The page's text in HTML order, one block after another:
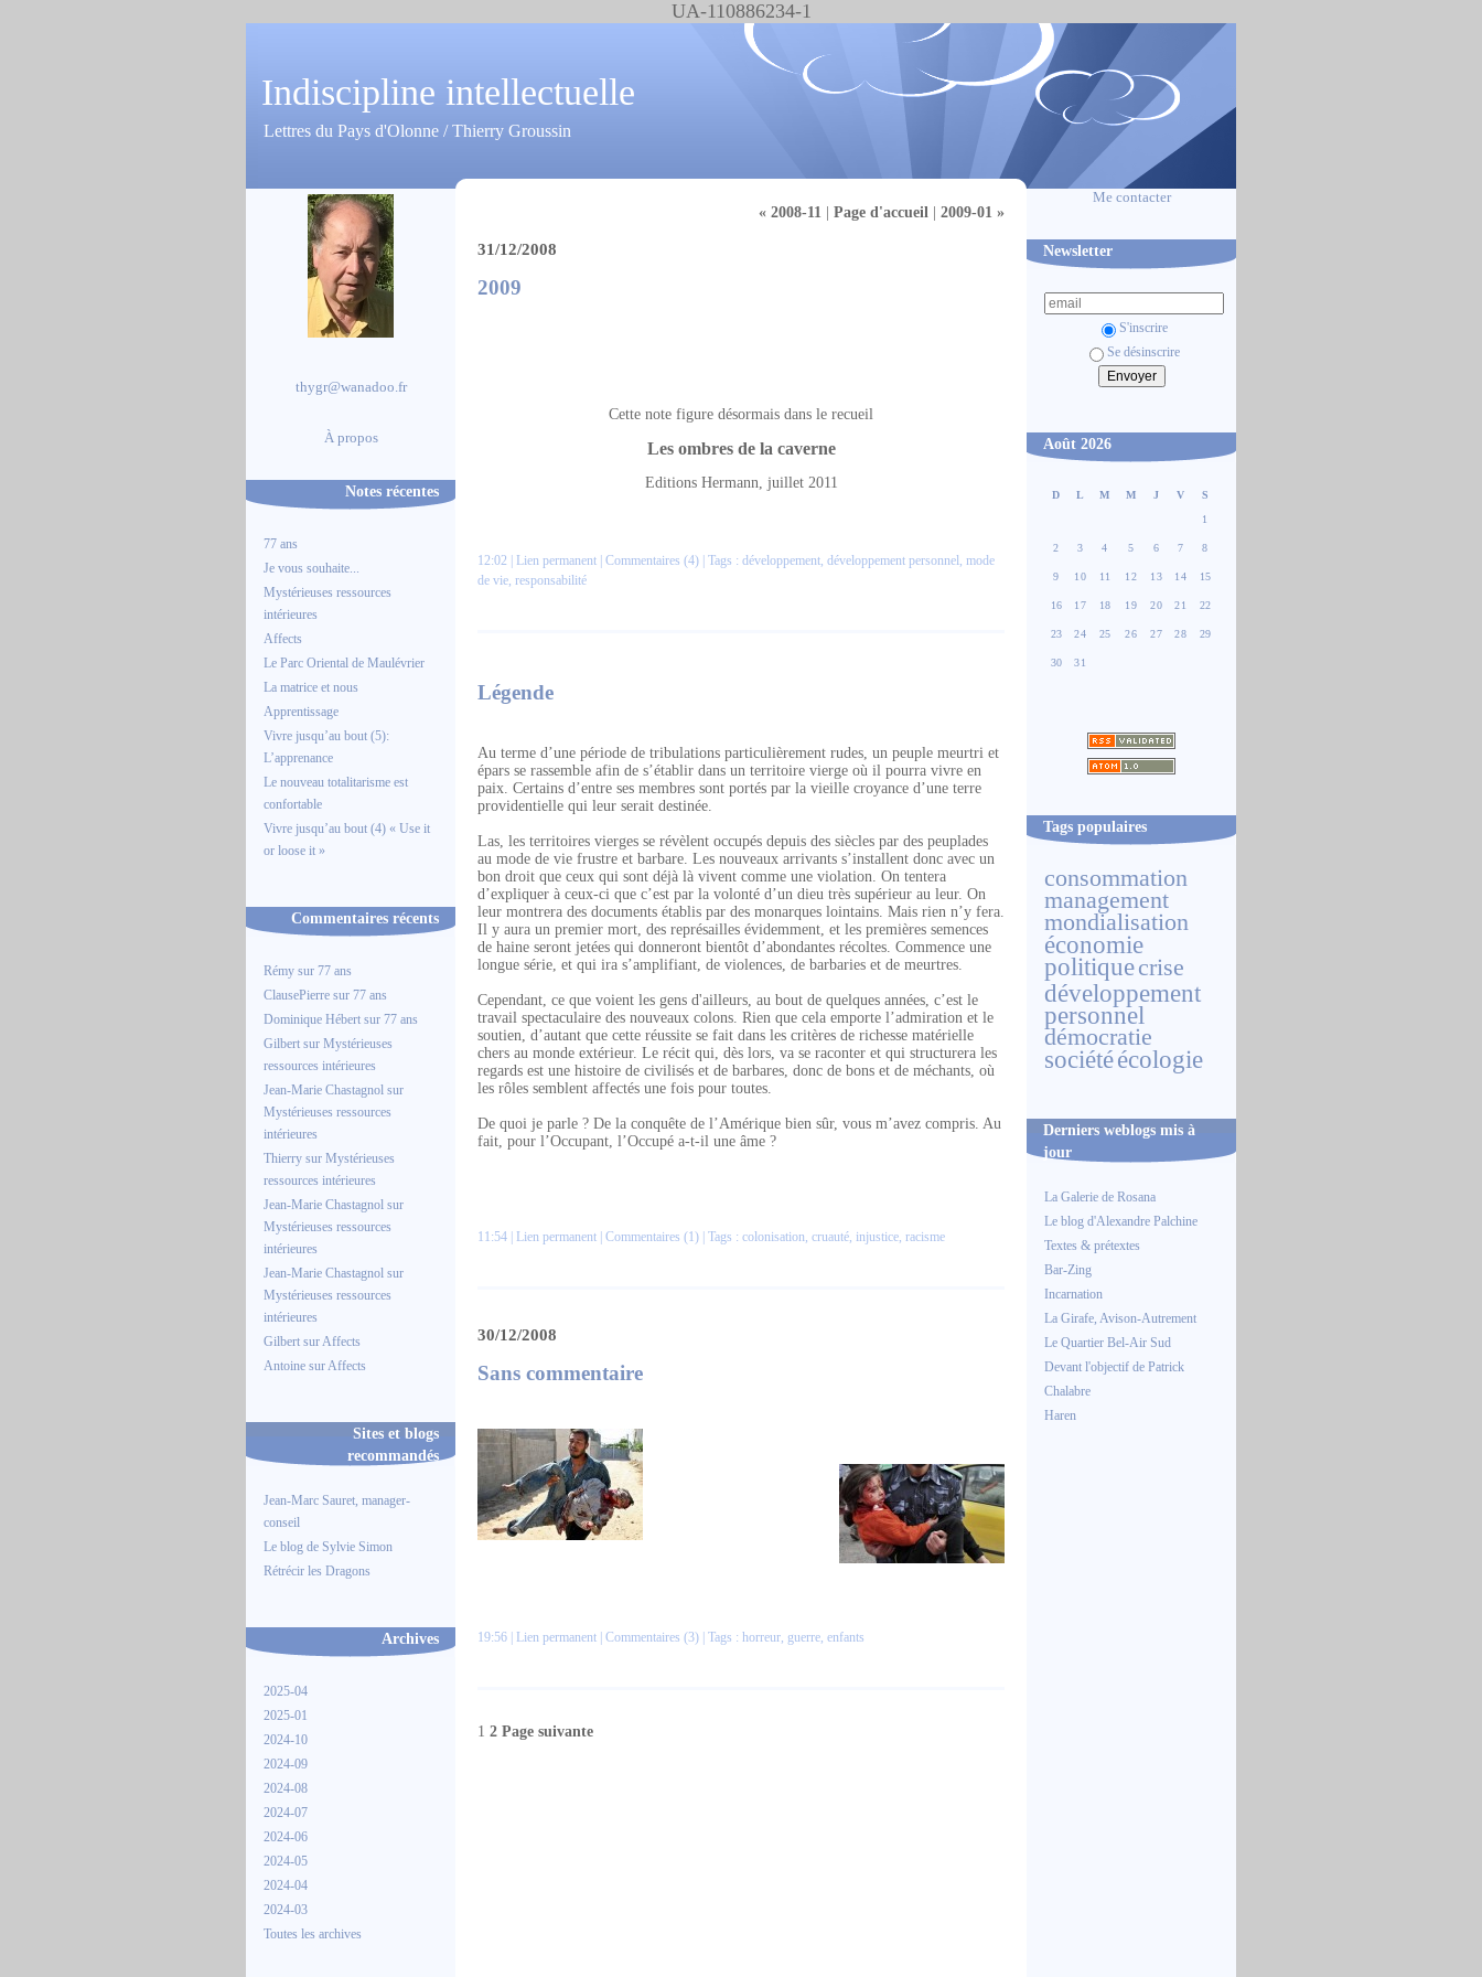
UA-110886234-1
Indiscipline intellectuelle
Lettres du Pays d'Olonne / Thierry Groussin
thygr@wanadoo.fr
À propos
Notes récentes
77 ans
Je vous souhaite...
Mystérieuses ressources
intérieures
Affects
Le Parc Oriental de Maulévrier
La matrice et nous
Apprentissage
Vivre jusqu’au bout (5):
L’apprenance
Le nouveau totalitarisme est
confortable
Vivre jusqu’au bout (4) « Use it
or loose it »
Commentaires récents
Rémy sur 77 ans
ClausePierre sur 77 ans
Dominique Hébert sur 77 ans
Gilbert sur Mystérieuses
ressources intérieures
Jean-Marie Chastagnol sur
Mystérieuses ressources
intérieures
Thierry sur Mystérieuses
ressources intérieures
Jean-Marie Chastagnol sur
Mystérieuses ressources
intérieures
Jean-Marie Chastagnol sur
Mystérieuses ressources
intérieures
Gilbert surAffects
Antoine surAffects
Sites et blogs
recommandés
Jean-Marc Sauret, manager-
conseil
Le blog de Sylvie Simon
Rétrécir les Dragons
Archives
2025-04
2025-01
2024-10
2024-09
2024-08
2024-07
2024-06
2024-05
2024-04
2024-03
Toutes les archives
Me contacter
Newsletter
S'inscrire
Se désinscrire
Août 2026
D L M M J V
S
1
2 3 4 5 6 7 8
9 10 11 12 13 14 15
16 17 18 19 20 21 22
23 24 25 26 27 28 29
30 31
Tags populaires
consommation
management
mondialisation
économie
politiquecrise
développement
personnel
démocratie
sociétéécologie
Derniers weblogs mis à
jour
La Galerie de Rosana
Le blog d'Alexandre Palchine
Textes & prétextes
Bar-Zing
Incarnation
La Girafe, Avison-Autrement
Le Quartier Bel-Air Sud
Devant l'objectif de Patrick
Chalabre
Haren
« 2008-11 Page d'accueil 2009-01 »
31/12/2008
2009
Cette note figure désormais dans le recueil
Les ombres de la caverne
Editions Hermann, juillet 2011
12:02 | Lien permanent Commentaires (4) | Tags : développement, développement personnel, mode
de vie, responsabilité
Légende
Au terme d’une période de tribulations particulièrement rudes, un peuple meurtri et
épars se rassemble afin de s’établir dans un territoire vierge où il pourra vivre en
paix. Certains d’entre ses membres sont portés par la vieille croyance d’une terre
providentielle qui leur serait destinée.
Las, les territoires vierges se révèlent occupés depuis des siècles par des peuplades
au mode de vie frustre et barbare. Les nouveaux arrivants s’installent donc avec un
bon droit que ceux qui sont déjà là vivent comme une violation. On tentera
d’expliquer à ceux-ci que c’est par la volonté d’un dieu très supérieur au leur. On
leur montrera des documents établis par des monarques lointains. Mais rien n’y fera.
Il y aura un premier mort, des représailles évidemment, et les premières semences
de haine seront jetées qui donneront bientôt d’abondantes récoltes. Commence une
longue série, et qui ira s’amplifiant, de violences, de barbaries et de meurtres.
Cependant, ce que voient les gens d'ailleurs, au bout de quelques années, c’est le
travail spectaculaire des nouveaux colons. Rien que cela emporte l’admiration et le
soutien, d’autant que cette réussite se fait dans les critères de richesse matérielle
chers au monde extérieur. Le récit qui, dès lors, va se raconter et qui structurera les
regards est une histoire de civilisés et de barbares, donc de bons et de méchants, où
les rôles semblent affectés une fois pour toutes.
De quoi je parle ? De la conquête de l’Amérique bien sûr, vous m’avez compris. Au
fait, pour l’Occupant, l’Occupé a-t-il une âme ?
11:54 | Lien permanent Commentaires (1) | Tags : colonisation, cruauté, injustice, racisme
30/12/2008
Sans commentaire
19:56 | Lien permanent Commentaires (3) | Tags : horreur, guerre, enfants
1 2 Page suivante